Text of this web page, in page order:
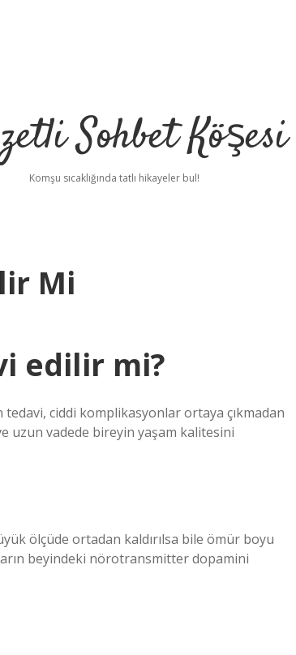
Sohbet Köşesi
Komşu sıcaklığında tatlı hikayeler bul!
Mi
edilir mi?
ciddi komplikasyonlar ortaya çıkmadan
uzun vadede bireyin yaşam kalitesini
ölçüde ortadan kaldırılsa bile ömür boyu
beyindeki nörotransmitter dopamini